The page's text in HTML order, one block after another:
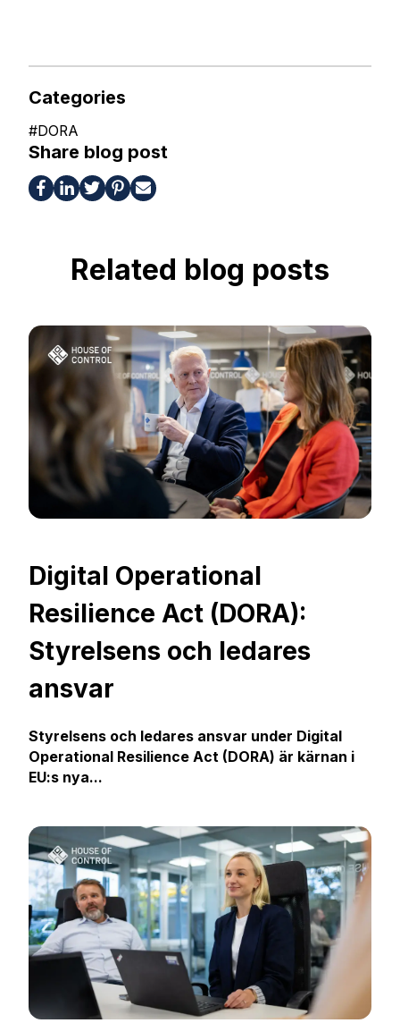
Categories
#DORA
Share blog post
Related blog posts
Digital Operational
Resilience Act (DORA):
Styrelsens och ledares
ansvar
Styrelsens och ledares ansvar under Digital
Operational Resilience Act (DORA) är kärnan i
EU:s nya...